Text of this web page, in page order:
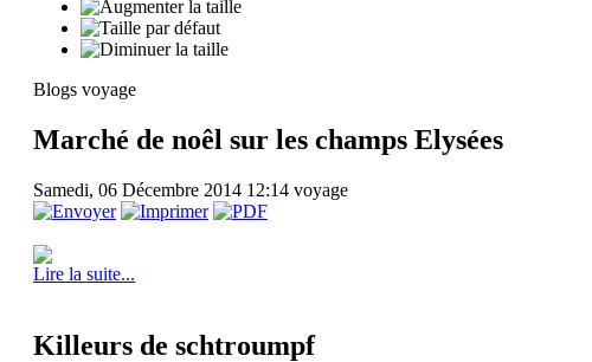
Blogs voyage
Marché de noêl sur les champs Elysées
Samedi, 06 Décembre 2014 12:14 voyage
Lire la suite...
Killeurs de schtroumpf